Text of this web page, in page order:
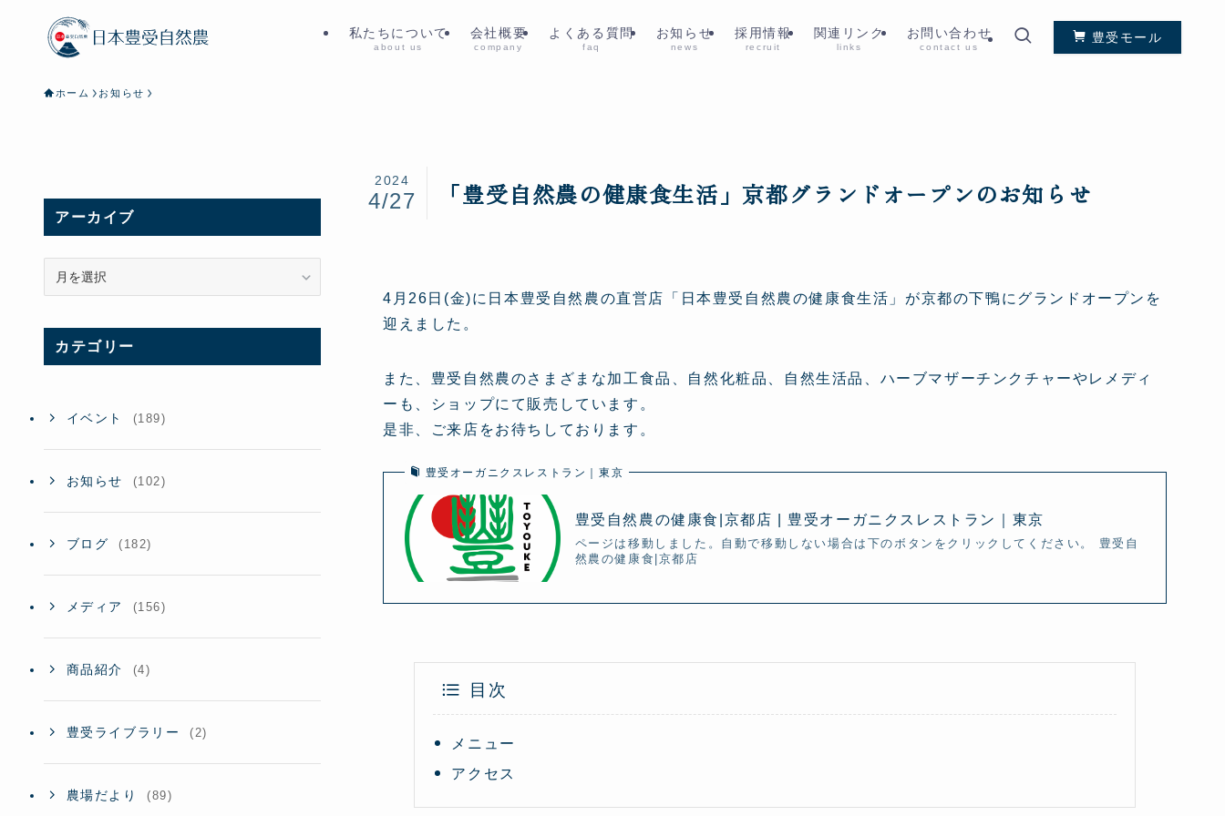
私たちについて
about us
会社概要
company
よくある質問
faq
お知らせ
news
採用情報
recruit
関連リンク
links
お問い合わせ
contact us
豊受モール
ホーム お知らせ
「豊受自然農の健康食生活」京都グランドオープンのお知らせ
2024
4/27
4月26日(金)に日本豊受自然農の直営店「日本豊受自然農の健康食生活」が京都の下鴨にグランドオープンを
迎えました。
また、豊受自然農のさまざまな加工食品、自然化粧品、自然生活品、ハーブマザーチンクチャーやレメディ
ーも、ショップにて販売しています。
是非、ご来店をお待ちしております。
豊受オーガニクスレストラン｜東京
豊受自然農の健康食|京都店 | 豊受オーガニクスレストラン｜東京
ページは移動しました。自動で移動しない場合は下のボタンをクリックしてください。 豊受自
然農の健康食|京都店
目次
メニュー
アクセス
アーカイブ
ー
イ
ブカテゴリー
イベント (189)
お知らせ (102)
ブログ (182)
メディア (156)
商品紹介 (4)
豊受ライブラリー (2)
農場だより (89)